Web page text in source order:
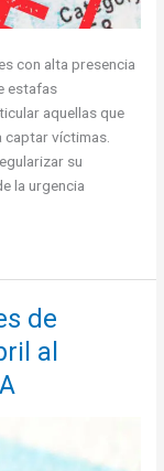
con alta presencia
estafas
aquellas que
captar víctimas.
su
la urgencia
de
al